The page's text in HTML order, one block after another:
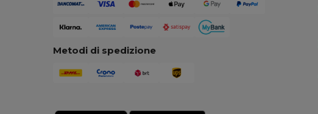
Metodi di spedizione